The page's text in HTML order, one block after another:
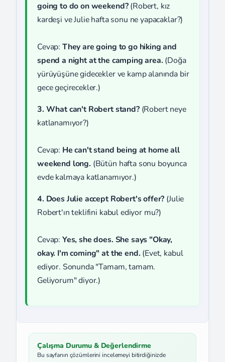
going to do on weekend?(Robert, kız
kardeşi ve Julie hafta sonu ne yapacaklar?)
Cevap: They are going to go hiking and
spend a night at the camping area. (Doğa
yürüyüşüne gidecekler ve kamp alanında bir
gece geçirecekler.)
3. What can't Robert stand?(Robert neye
katlanamıyor?)
Cevap: He can't stand being at home all
weekend long. (Bütün hafta sonu boyunca
evde kalmaya katlanamıyor.)
4. Does Julie accept Robert's offer? (Julie
Robert'ın teklifini kabul ediyor mu?)
Cevap: Yes, she does. She says "Okay,
okay. I'm coming" at the end. (Evet, kabul
ediyor. Sonunda "Tamam, tamam.
Geliyorum" diyor.)
Çalışma Durumu & Değerlendirme
Bu sayfanın çözümlerini incelemeyi bitirdiğinizde